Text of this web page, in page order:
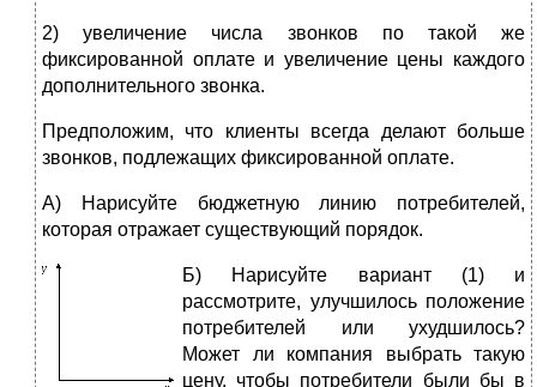
2) увеличение числа звонков по такой же
фиксированной оплате и увеличение цены каждого
дополнительного звонка.
Предположим, что клиенты всегда делают больше
звонков, подлежащих фиксированной оплате.
А) Нарисуйте бюджетную линию потребителей,
которая отражает существующий порядок.
Б) Нарисуйте вариант (1) и
рассмотрите, улучшилось положение
потребителей или ухудшилось?
Может ли компания выбрать такую
цену, чтобы потребители были бы в